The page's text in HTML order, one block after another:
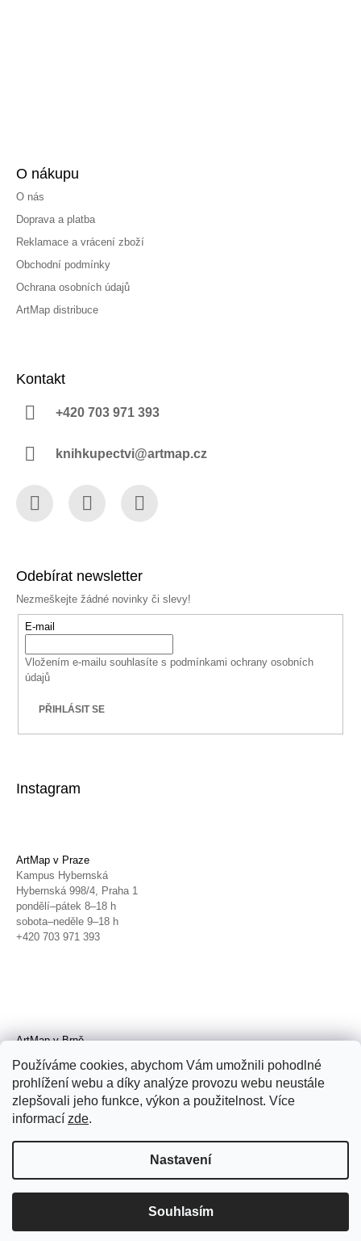
Používáme cookies, abychom Vám umožnili pohodlné
prohlížení webu a díky analýze provozu webu neustále
zlepšovali jeho funkce, výkon a použitelnost. Více
informací zde.
Nastavení
Souhlasím
O nákupu
O nás
Doprava a platba
Reklamace a vrácení zboží
Obchodní podmínky
Ochrana osobních údajů
ArtMap distribuce
Kontakt
+420 703 971 393
knihkupectvi@artmap.cz
Odebírat newsletter
Nezmeškejte žádné novinky či slevy!
E-mail
Vložením e-mailu souhlasíte s podmínkami ochrany osobních
údajů
PŘIHLÁSIT SE
Instagram
ArtMap v Praze
Kampus Hybernská
Hybernská 998/4, Praha 1
pondělí–pátek 8–18 h
sobota–neděle 9–18 h
+420 703 971 393
ArtMap v Brně
Radnická 4, Brno
úterý–pátek 11–19 h
sobota 14–19 h
+420 702 152 298